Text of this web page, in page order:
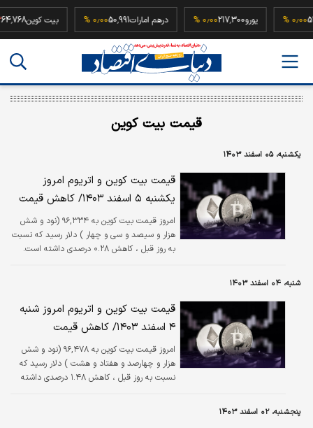
۰٫۰۰ % یورو217,300۰٫۰۰ % درهم امارات50,991۰٫۰۰ % بیت کوین
قیمت بیت کوین
یکشنبه، ۰۵ اسفند ۱۴۰۳
قیمت بیت کوین و اتریوم امروز
یکشنبه ۵ اسفند ۱۴۰۳/ کاهش قیمت
امروز قیمت بیت کوین به ۹۶,۳۳۴ (نود و شش
هزار و سیصد و سی و چهار ) دلار رسید که نسبت
به روز قبل ، کاهش ۰.۲۸ درصدی داشته است.
شنبه، ۰۴ اسفند ۱۴۰۳
قیمت بیت کوین و اتریوم امروز شنبه
۴ اسفند ۱۴۰۳/ کاهش قیمت
امروز قیمت بیت کوین به ۹۶,۴۷۸ (نود و شش
هزار و چهارصد و هفتاد و هشت ) دلار رسید که
نسبت به روز قبل ، کاهش ۱.۴۸ درصدی داشته
پنجشنبه، ۰۲ اسفند ۱۴۰۳